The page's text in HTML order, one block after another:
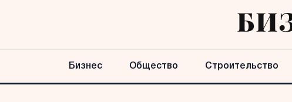
Бизнес Общество Строительство